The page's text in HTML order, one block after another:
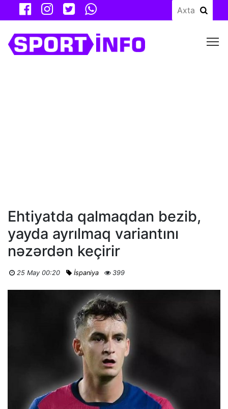
Ehtiyatda qalmaqdan bezib,
yayda ayrılmaq variantını
nəzərdən keçirir
25 May 00:20 İspaniya 399